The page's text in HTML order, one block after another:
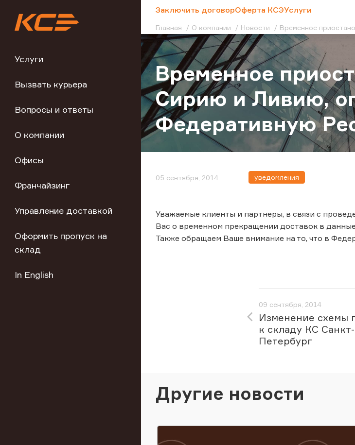
Услуги
Вызвать курьера
Вопросы и ответы
О компании
Офисы
Франчайзинг
Управление доставкой
Оформить пропуск на
склад
In English
Заключить договорОферта КСЭУслуги
Главная О компании Новости Временное
Временное
Сирию и Ливию,
Федеративную
05 сентября, 2014 уведомления
Уважаемые клиенты и партнеры, в связи с
Вас о временном прекращении доставок в
Также обращаем Ваше внимание на то, что в
09 сентября, 2014
Изменение схемы
к складу КС Санкт-
Петербург
Другие новости